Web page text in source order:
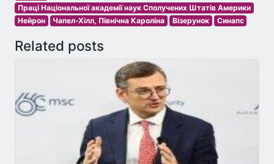
Праці Національної академії наук Сполучених Штатів Америки
Нейрон
Чапел-Хілл, Північна Кароліна Візерунок Синапс
Related posts